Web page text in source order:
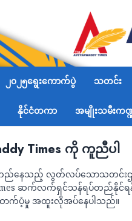
၂၀၂၅ရွေးကောက်ပွဲ သတင်း
နိုင်ငံတကာ အမျိုးသမီးက
Times ကို ကူညီပါ
ည်နေသည့် လွတ်လပ်သောသတင်းဌ
ဆက်လက်ရှင်သန်ရပ်တည်နိုင်ရ
ပံ့မှု အထူးလိုအပ်နေပါသည်။
နီပေါနိုင်ငံဖြစ်စဉ်တွင် အင်အားကြီးနို
သတင်း